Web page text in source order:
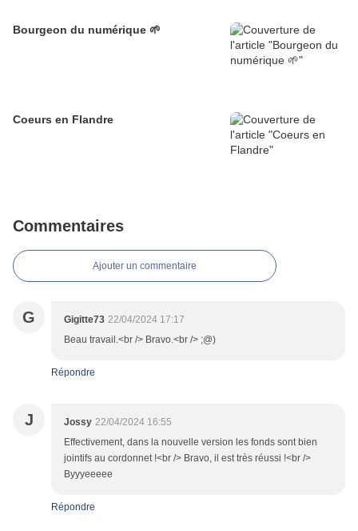
Bourgeon du numérique 🌱
Coeurs en Flandre
Commentaires
Ajouter un commentaire
G Gigitte73 22/04/2024 17:17
Beau travail.<br /> Bravo.<br /> ;@)
Répondre
J Jossy 22/04/2024 16:55
Effectivement, dans la nouvelle version les fonds sont bien
jointifs au cordonnet !<br /> Bravo, il est très réussi !<br />
Byyyeeeee
Répondre